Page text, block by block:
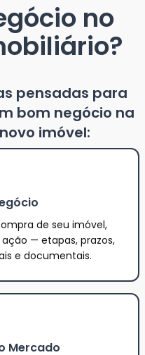
no
pensadas para
bom negócio na
imóvel:
de seu imóvel,
— etapas, prazos,
e documentais.
Mercado